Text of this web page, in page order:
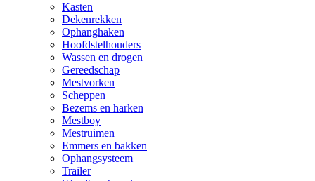
Kasten
Dekenrekken
Ophanghaken
Hoofdstelhouders
Wassen en drogen
Gereedschap
Mestvorken
Scheppen
Bezems en harken
Mestboy
Mestruimen
Emmers en bakken
Ophangsysteem
Trailer